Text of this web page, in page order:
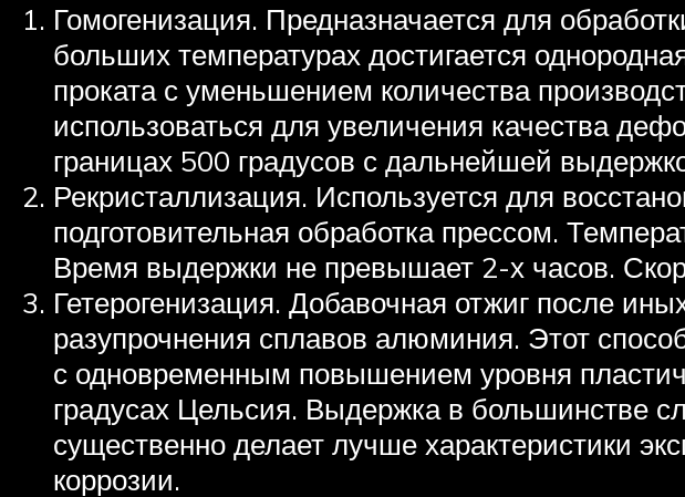
Гомогенизация. Предназначается для
больших температурах достигается
проката с уменьшением количества
использоваться для увеличения качества
границах 500 градусов с дальнейшей
Рекристаллизация. Используется для
подготовительная обработка прессом.
Время выдержки не превышает 2-х часов.
Гетерогенизация. Добавочная отжиг после
разупрочнения сплавов алюминия. Этот
с одновременным повышением уровня
градусах Цельсия. Выдержка в большинстве
существенно делает лучше характеристики
коррозии.